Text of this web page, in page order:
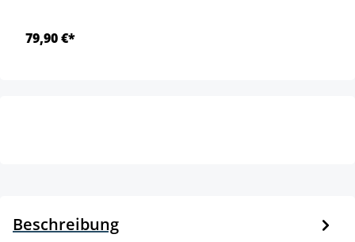
79,90 €*
Beschreibung